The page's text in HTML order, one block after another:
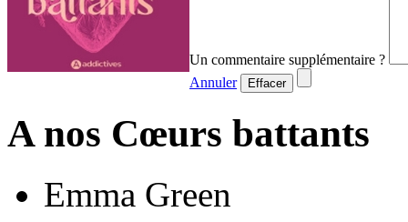
Un commentaire supplémentaire ?
Annuler
Effacer
A nos Cœurs battants
Emma Green